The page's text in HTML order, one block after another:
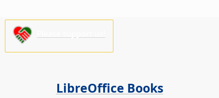
LibreOffice Books